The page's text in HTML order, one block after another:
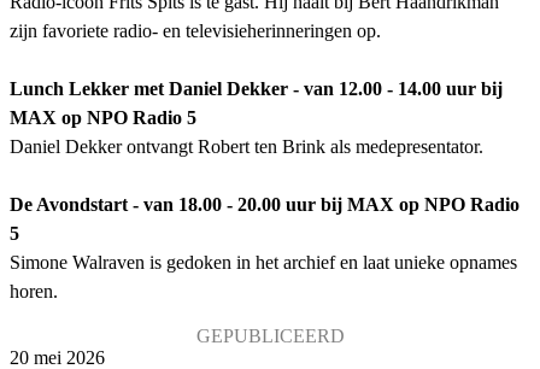
zijn favoriete radio- en televisieherinneringen op.
Lunch Lekker met Daniel Dekker - van 12.00 - 14.00 uur bij
MAX op NPO Radio 5
Daniel Dekker ontvangt Robert ten Brink als medepresentator.
De Avondstart - van 18.00 - 20.00 uur bij MAX op NPO Radio
5
Simone Walraven is gedoken in het archief en laat unieke opnames
horen.
GEPUBLICEERD
20 mei 2026